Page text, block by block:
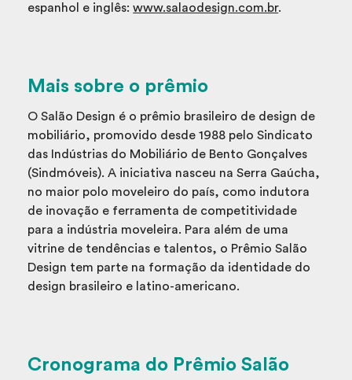
espanhol e inglês:www.salaodesign.com.br.
Mais sobre o prêmio
O Salão Design é o prêmio brasileiro de design de
mobiliário, promovido desde 1988 pelo Sindicato
das Indústrias do Mobiliário de Bento Gonçalves
(Sindmóveis). A iniciativa nasceu na Serra Gaúcha,
no maior polo moveleiro do país, como indutora
de inovação e ferramenta de competitividade
para a indústria moveleira. Para além de uma
vitrine de tendências e talentos, o Prêmio Salão
Design tem parte na formação da identidade do
design brasileiro e latino-americano.
Cronograma do Prêmio Salão